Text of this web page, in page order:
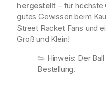
hergestellt – für höchste
gutes Gewissen beim
Street Racket Fans und
Groß und Klein!
👟 Hinweis: Der
Bestellung.